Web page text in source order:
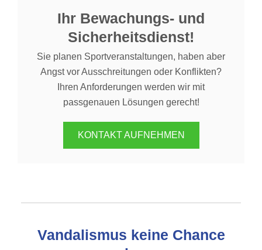
Ihr Bewachungs- und
Sicherheitsdienst!
Sie planen Sportveranstaltungen, haben aber
Angst vor Ausschreitungen oder Konflikten?
Ihren Anforderungen werden wir mit
passgenauen Lösungen gerecht!
KONTAKT AUFNEHMEN
Vandalismus keine Chance